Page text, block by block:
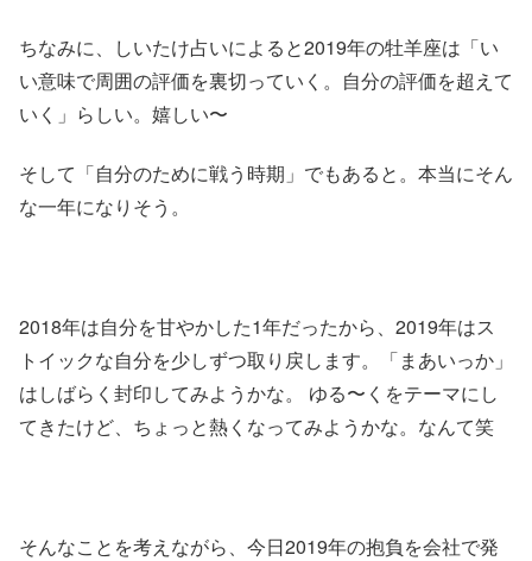
ちなみに、しいたけ占いによると2019年の牡羊座は「い
い意味で周囲の評価を裏切っていく。自分の評価を超えて
いく」らしい。嬉しい〜
そして「自分のために戦う時期」でもあると。本当にそん
な一年になりそう。
2018年は自分を甘やかした1年だったから、2019年はス
トイックな自分を少しずつ取り戻します。「まあいっか」
はしばらく封印してみようかな。 ゆる〜くをテーマにし
てきたけど、ちょっと熱くなってみようかな。なんて笑
そんなことを考えながら、今日2019年の抱負を会社で発